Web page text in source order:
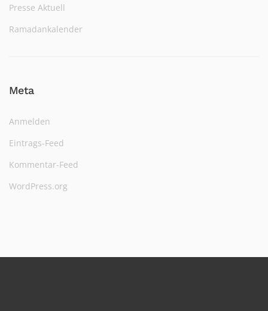
Presse Aktuell
Ramadankalender
Meta
Anmelden
Eintrags-Feed
Kommentar-Feed
WordPress.org